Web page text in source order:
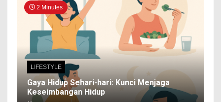
2 Minutes
LIFESTYLE
Gaya Hidup Sehari-hari: Kunci Menjaga
Keseimbangan Hidup